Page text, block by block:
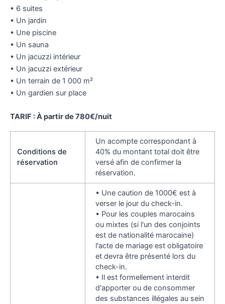
• 6 suites
• Un jardin
• Une piscine
• Un sauna
• Un jacuzzi intérieur
• Un jacuzzi extérieur
• Un terrain de 1 000 m²
• Un gardien sur place
TARIF : À partir de 780€/nuit
Conditions de
réservation
Un acompte correspondant à
40% du montant total doit être
versé afin de confirmer la
réservation.
• Une caution de 1000€ est à
verser le jour du check-in.
• Pour les couples marocains
ou mixtes (si l'un des conjoints
est de nationalité marocaine)
l'acte de mariage est obligatoire
et devra être présenté lors du
check-in.
• Il est formellement interdit
d'apporter ou de consommer
des substances illégales au sein